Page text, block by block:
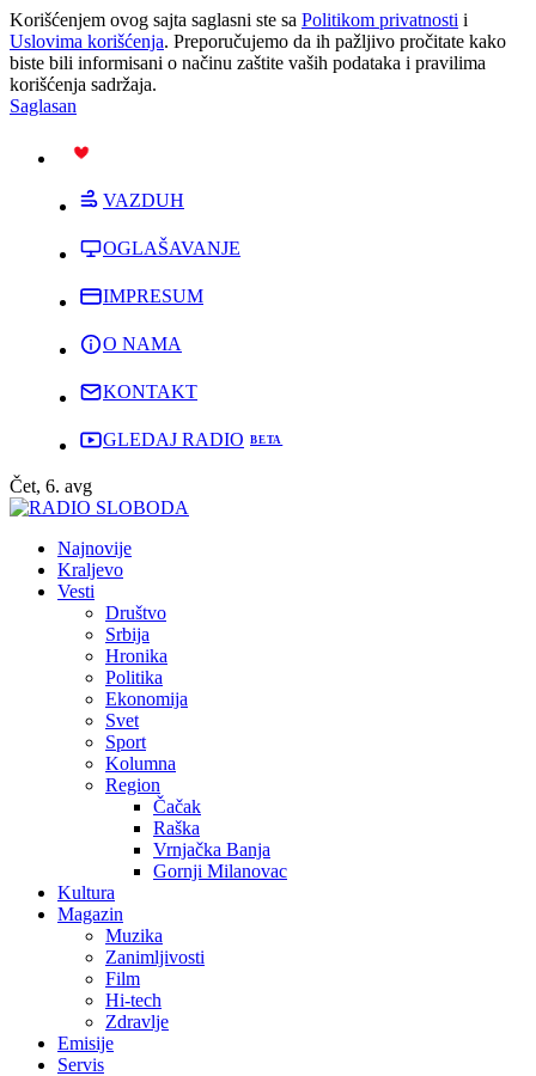
Korišćenjem ovog sajta saglasni ste sa Politikom privatnosti i
Uslovima korišćenja. Preporučujemo da ih pažljivo pročitate kako
biste bili informisani o načinu zaštite vaših podataka i pravilima
korišćenja sadržaja.
Saglasan
VAZDUH
OGLAŠAVANJE
IMPRESUM
O NAMA
KONTAKT
GLEDAJ RADIO
Čet, 6. avg
Najnovije
Kraljevo
Vesti
Društvo
Srbija
Hronika
Politika
Ekonomija
Svet
Sport
Kolumna
Region
Čačak
Raška
Vrnjačka Banja
Gornji Milanovac
Kultura
Magazin
Muzika
Zanimljivosti
Film
Hi-tech
Zdravlje
Emisije
Servis